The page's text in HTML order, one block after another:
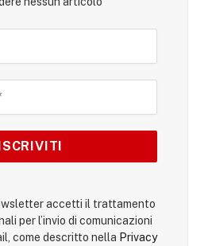
accetti il trattamento
per l’invio di comunicazioni
come descritto nella Privacy